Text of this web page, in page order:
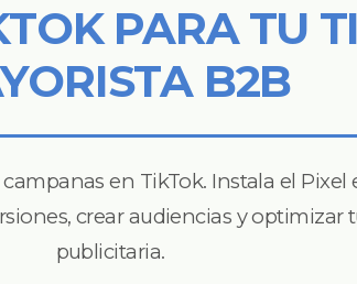
PARA TU
B2B
en TikTok. Instala el
crear audiencias y optimizar
publicitaria.